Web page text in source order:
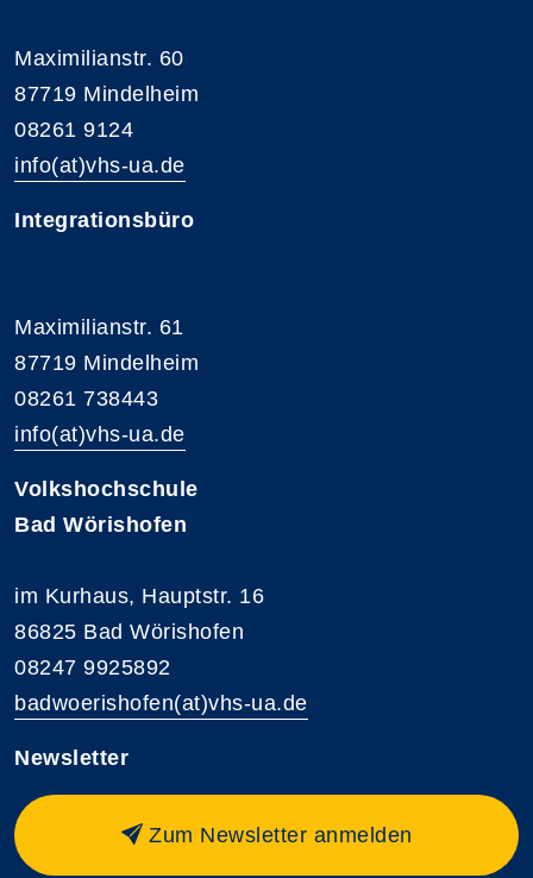
Maximilianstr. 60
87719 Mindelheim
08261 9124
info(at)vhs-ua.de
Integrationsbüro
Maximilianstr. 61
87719 Mindelheim
08261 738443
info(at)vhs-ua.de
Volkshochschule
Bad Wörishofen
im Kurhaus, Hauptstr. 16
86825 Bad Wörishofen
08247 9925892
badwoerishofen(at)vhs-ua.de
Newsletter
Zum Newsletter anmelden